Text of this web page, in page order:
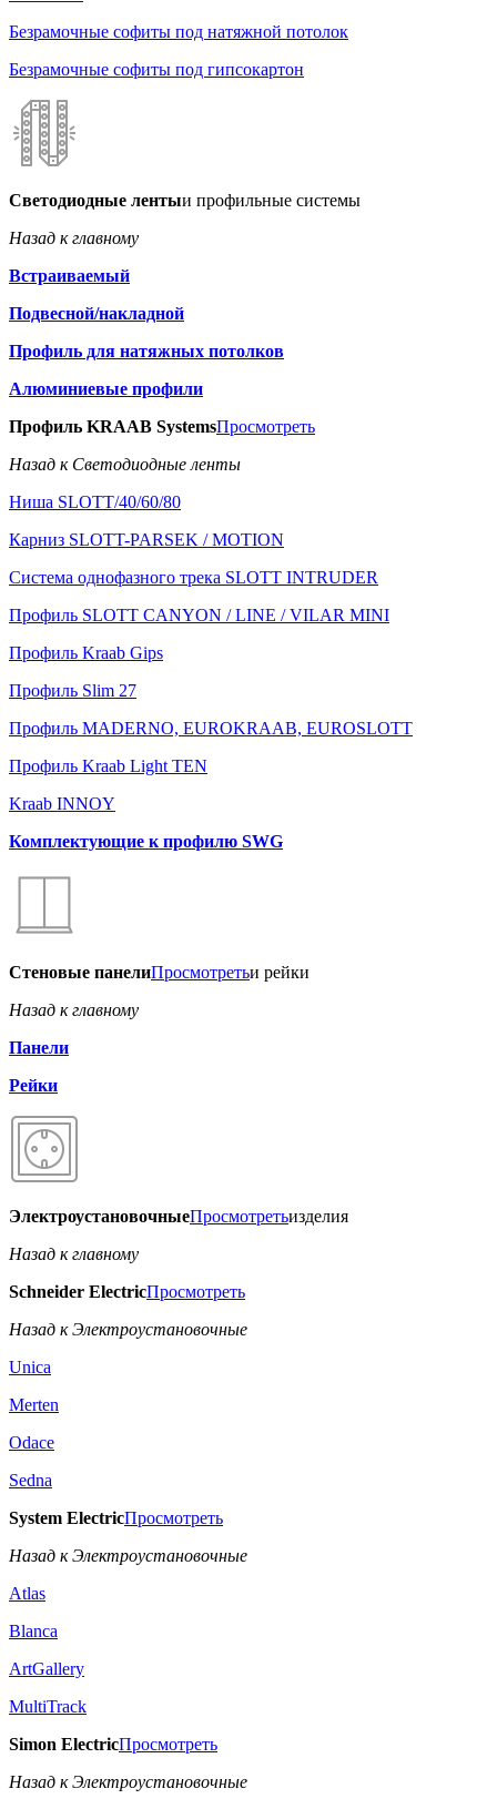
Безрамочные софиты под натяжной потолок
Безрамочные софиты под гипсокартон
Светодиодные лентыи профильные системы
Назад к главному
Встраиваемый
Подвесной/накладной
Профиль для натяжных потолков
Алюминиевые профили
Профиль KRAAB SystemsПросмотреть
Назад к Светодиодные ленты
Ниша SLOTT/40/60/80
Карниз SLOTT-PARSEK / MOTION
Система однофазного трека SLOTT INTRUDER
Профиль SLOTT CANYON / LINE / VILAR MINI
Профиль Kraab Gips
Профиль Slim 27
Профиль MADERNO, EUROKRAAB, EUROSLOTT
Профиль Kraab Light TEN
Kraab INNOY
Комплектующие к профилю SWG
Стеновые панелиПросмотретьи рейки
Назад к главному
Панели
Рейки
ЭлектроустановочныеПросмотретьизделия
Назад к главному
Schneider ElectricПросмотреть
Назад к Электроустановочные
Unica
Merten
Odace
Sedna
System ElectricПросмотреть
Назад к Электроустановочные
Atlas
Blanca
ArtGallery
MultiTrack
Simon ElectricПросмотреть
Назад к Электроустановочные